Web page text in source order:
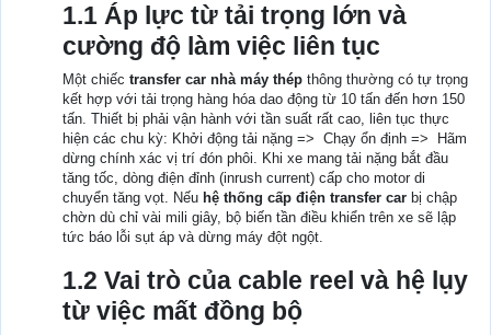
1.1 Áp lực từ tải trọng lớn và
cường độ làm việc liên tục
Một chiếc transfer car nhà máy thép thông thường có tự trọng
kết hợp với tải trọng hàng hóa dao động từ 10 tấn đến hơn 150
tấn. Thiết bị phải vận hành với tần suất rất cao, liên tục thực
hiện các chu kỳ: Khởi động tải nặng => Chạy ổn định => Hãm
dừng chính xác vị trí đón phôi. Khi xe mang tải nặng bắt đầu
tăng tốc, dòng điện đỉnh (inrush current) cấp cho motor di
chuyển tăng vọt. Nếu hệ thống cấp điện transfer car bị chập
chờn dù chỉ vài mili giây, bộ biến tần điều khiển trên xe sẽ lập
tức báo lỗi sụt áp và dừng máy đột ngột.
1.2 Vai trò của cable reel và hệ lụy
từ việc mất đồng bộ